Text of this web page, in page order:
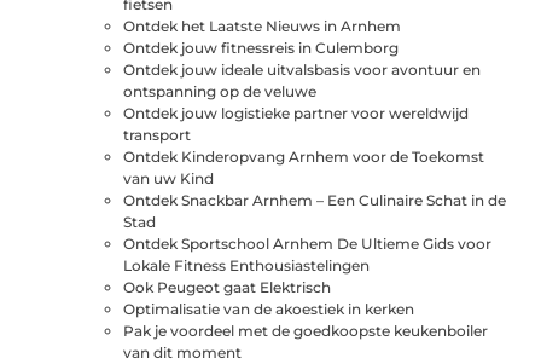
fietsen
Ontdek het Laatste Nieuws in Arnhem
Ontdek jouw fitnessreis in Culemborg
Ontdek jouw ideale uitvalsbasis voor avontuur en
ontspanning op de veluwe
Ontdek jouw logistieke partner voor wereldwijd
transport
Ontdek Kinderopvang Arnhem voor de Toekomst
van uw Kind
Ontdek Snackbar Arnhem – Een Culinaire Schat in de
Stad
Ontdek Sportschool Arnhem De Ultieme Gids voor
Lokale Fitness Enthousiastelingen
Ook Peugeot gaat Elektrisch
Optimalisatie van de akoestiek in kerken
Pak je voordeel met de goedkoopste keukenboiler
van dit moment